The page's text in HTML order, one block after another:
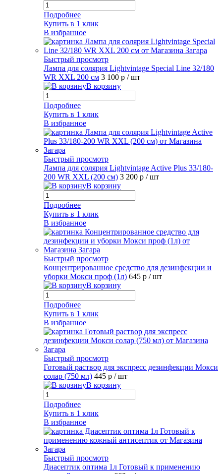
Подробнее
Купить в 1 клик
В избранное
Быстрый просмотр
Лампа для солярия Lightvintage Special Line 32/180
WR XXL 200 см 3 100 р / шт
В корзину
Подробнее
Купить в 1 клик
В избранное
Быстрый просмотр
Лампа для солярия Lightvintage Active Plus 33/180-
200 WR XXL (200 см) 3 200 р / шт
В корзину
Подробнее
Купить в 1 клик
В избранное
Быстрый просмотр
Концентрированное средство для дезинфекции и
уборки Мокси проф (1л) 645 р / шт
В корзину
Подробнее
Купить в 1 клик
В избранное
Быстрый просмотр
Готовый раствор для экспресс дезинфекции Мокси
солар (750 мл) 445 р / шт
В корзину
Подробнее
Купить в 1 клик
В избранное
Быстрый просмотр
Диасептик оптима 1л Готовый к применению